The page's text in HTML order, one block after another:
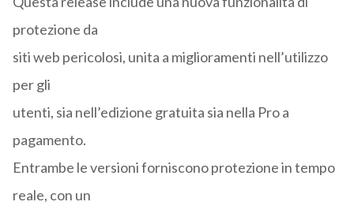
protezione da
siti web pericolosi, unita a miglioramenti nell’utilizzo
per gli
utenti, sia nell’edizione gratuita sia nella Pro a
pagamento.
Entrambe le versioni forniscono protezione in tempo
reale, con un